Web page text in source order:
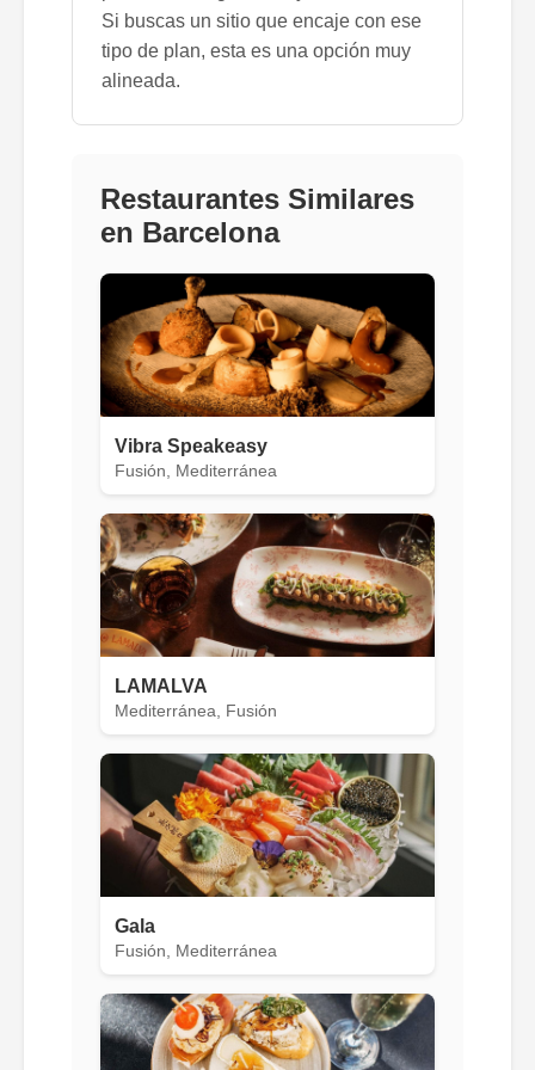
Si buscas un sitio que encaje con ese
tipo de plan, esta es una opción muy
alineada.
Restaurantes Similares
en Barcelona
Vibra Speakeasy
Fusión, Mediterránea
LAMALVA
Mediterránea, Fusión
Gala
Fusión, Mediterránea